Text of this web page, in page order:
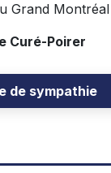
Grand Montréal
Curé-Poirer
de sympathie